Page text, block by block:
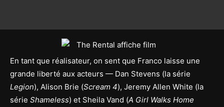
En tant que réalisateur, on sent que Franco laisse une
grande liberté aux acteurs — Dan Stevens (la série
Legion), Alison Brie (Scream 4), Jeremy Allen White (la
série Shameless) et Sheila Vand (A Girl Walks Home